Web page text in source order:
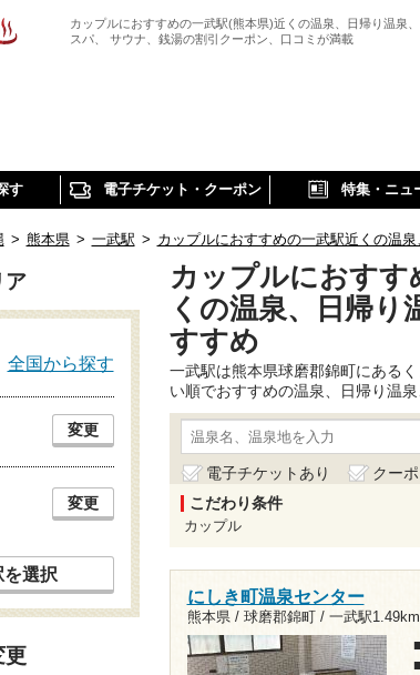
カップルにおすすめの一武駅(熊本県)近くの温泉、日帰り温泉、
スパ、 サウナ、銭湯の割引クーポン、口コミが満載
す 電子チケット・クーポン 特集・ニュ
> 熊本県 > 一武駅 > カップルにおすすめの一武駅近くの温
カップルにおすす
くの温泉、日帰り
すすめ
一武駅は熊本県球磨郡錦町にある
い順でおすすめの温泉、日帰り温
電子チケットあり クー
こだわり条件
カップル
にしき町温泉センター
熊本県 / 球磨郡錦町 / 一武駅1.49km
ア
全国から探す
変更
変更
選択
更